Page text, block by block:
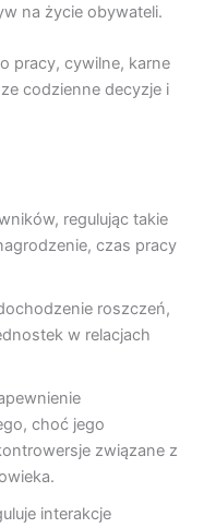
na życie obywateli.
pracy, cywilne, karne
codzienne decyzje i
regulując takie
czas pracy
roszczeń,
w relacjach
choć jego
związane z
interakcje